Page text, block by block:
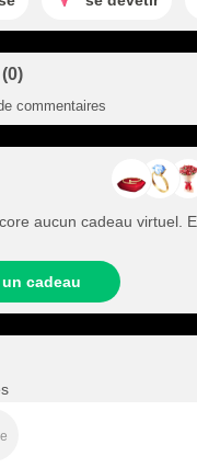
commentaires
aucun cadeau virtuel.
cadeau